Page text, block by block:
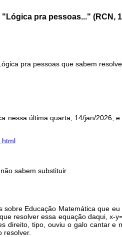
pra pessoas..." (RCN,
pra pessoas que sabem
nessa última quarta, 14/jan/2026,
sabem substituir
Educação Matemática que
resolver essa equação daqui,
direito, tipo, ouviu o galo cantar
resolver.